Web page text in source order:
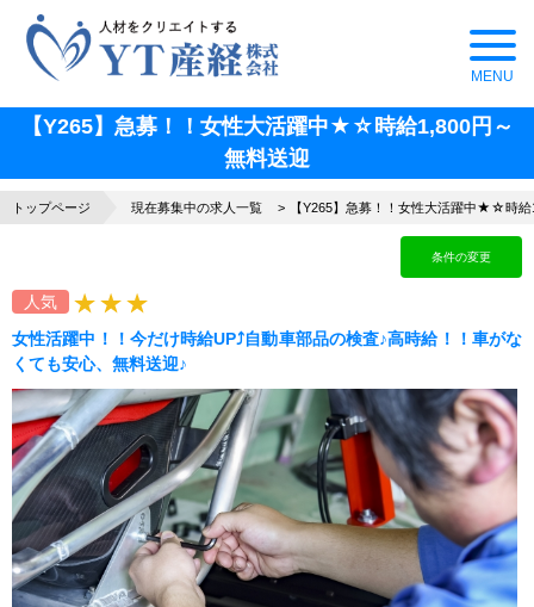
【Y265】急募！！女性大活躍中★☆時給1,800円～
無料送迎
トップページ 現在募集中の求人一覧 【Y265】急募！！女性大活躍中★☆時給
条件の変更
人気
女性活躍中！！今だけ時給UP⤴自動車部品の検査♪高時給！！車がな
くても安心、無料送迎♪